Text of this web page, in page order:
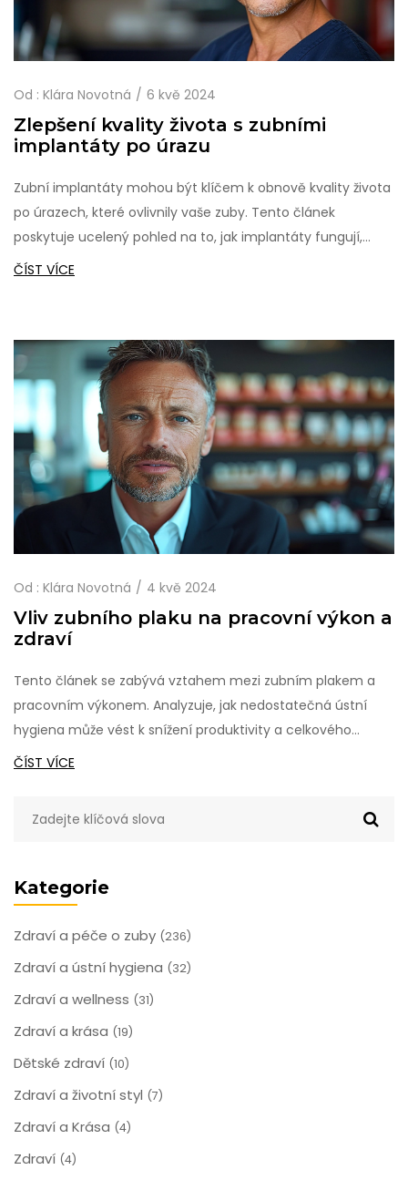
Kategorie
Zdraví a péče o zuby (236)
Zdraví a ústní hygiena (32)
Zdraví a wellness (31)
Zdraví a krása (19)
Dětské zdraví (10)
Zdraví a životní styl (7)
Zdraví a Krása (4)
Zdraví (4)
Od : Klára Novotná 6 kvě 2024
Zlepšení kvality života s zubními
implantáty po úrazu
Zubní implantáty mohou být klíčem k obnově kvality života
po úrazech, které ovlivnily vaše zuby. Tento článek
poskytuje ucelený pohled na to, jak implantáty fungují,
proč jsou preferovanou možností pro mnoho lidí a jak
ČÍST VÍCE
Od : Klára Novotná 4 kvě 2024
Vliv zubního plaku na pracovní výkon a
zdraví
Tento článek se zabývá vztahem mezi zubním plakem a
pracovním výkonem. Analyzuje, jak nedostatečná ústní
hygiena může vést k snížení produktivity a celkového
zdraví. Nabízí strategie pro účinnou prevenci a údržbu
ČÍST VÍCE